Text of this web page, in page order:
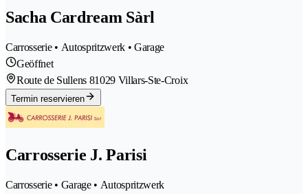
Sacha Cardream Sàrl
Carrosserie • Autospritzwerk • Garage
Geöffnet
Route de Sullens 81029 Villars-Ste-Croix
Termin reservieren
Carrosserie J. Parisi
Carrosserie • Garage • Autospritzwerk